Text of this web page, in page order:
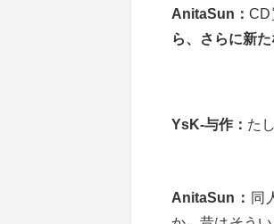
AnitaSun：CD
ら、さらに新
YsK-与作： た
AnitaSun： 同